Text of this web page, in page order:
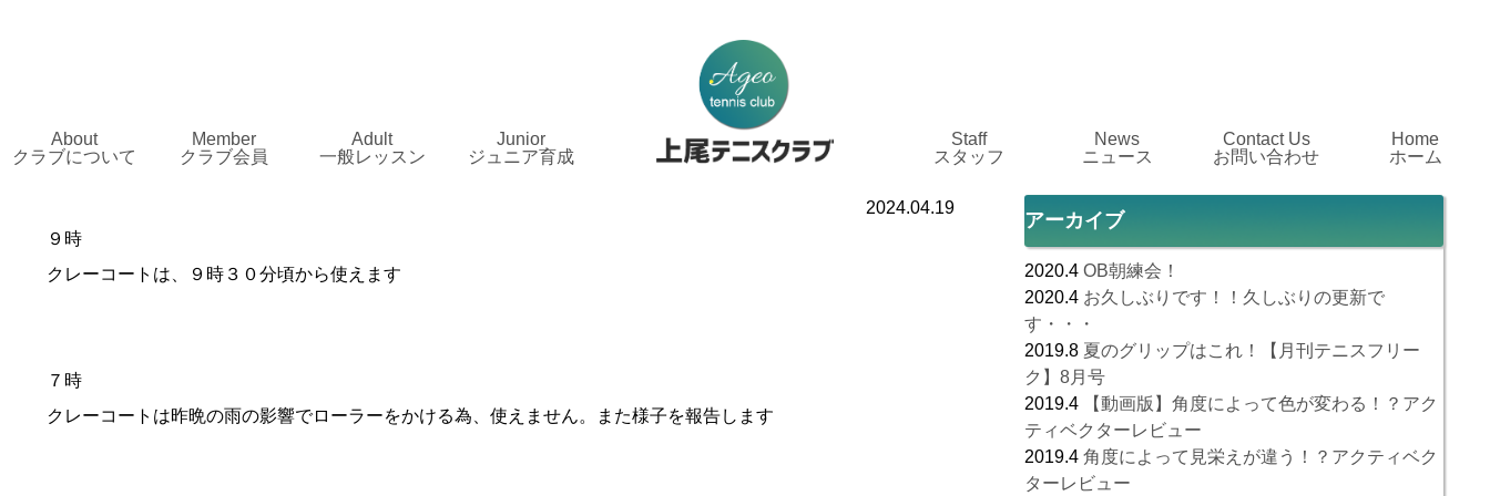
About
クラブについて
Member
クラブ会員
Adult
一般レッスン
Junior
ジュニア育成
Staff
スタッフ
News
ニュース
Contact Us
お問い合わせ
Home
ホーム
2024.04.19
９時
クレーコートは、９時３０分頃から使えます
７時
クレーコートは昨晩の雨の影響でローラーをかける為、使えません。また様子を報告します
アーカイブ
2020.4 OB朝練会！
2020.4 お久しぶりです！！久しぶりの更新で
す・・・
2019.8 夏のグリップはこれ！【月刊テニスフリー
ク】8月号
2019.4
【動画版】角度によって色が変わる！？アク
ティベクターレビュー
2019.4 角度によって見栄えが違う！？アクティベク
ターレビュー